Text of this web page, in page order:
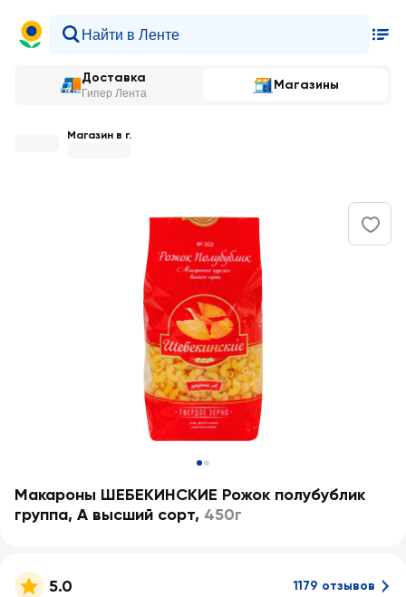
Доставка
Гипер Лента
Магазины
Магазин в г.
Макароны ШЕБЕКИНСКИЕ Рожок полубублик
группа, А высший сорт, 450г
5.0 1179 отзывов